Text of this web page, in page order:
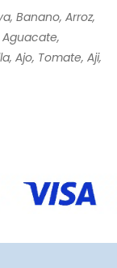
Banano, Arroz,
Ajo, Tomate, Aji,